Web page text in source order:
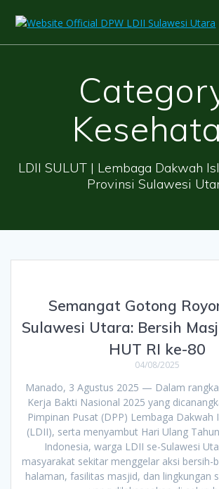
to
LDII SULUT | Lembaga Dakwah
Provinsi Sulawesi
Semangat Gotong
Sulawesi Utara: Bersih
HUT RI ke-80
04/08/2025
Manado, 3 Agustus 2025 — Dalam
Kerja Bakti Nasional 2025 yang
Pimpinan Pusat (DPP) Lembaga Dakwah
(LDII), serta menyambut Hari Ulang
Indonesia, warga LDII se-Sulawesi
masyarakat sekitar menggelar aksi bersih-
halaman, fasilitas masjid, dan lingkungan